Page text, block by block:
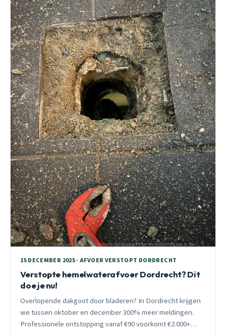
15 DECEMBER 2025 · AFVOER VERSTOPT DORDRECHT
Verstopte hemelwaterafvoer Dordrecht? Dit
doe je nu!
Overlopende dakgoot door bladeren? In Dordrecht krijgen
we tussen oktober en december 300% meer meldingen.
Professionele ontstopping vanaf €90 voorkomt €2.000+